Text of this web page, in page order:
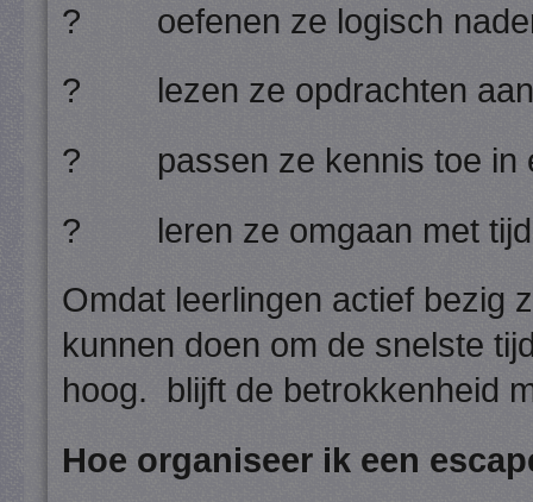
? oefenen ze logisch
? lezen ze opdrachten
? passen ze kennis toe in
? leren ze omgaan met
Omdat leerlingen actief bezig
kunnen doen om de snelste
hoog. blijft de betrokkenheid
Hoe organiseer ik een